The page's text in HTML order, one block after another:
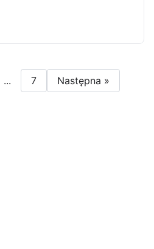
... 7 Następna »